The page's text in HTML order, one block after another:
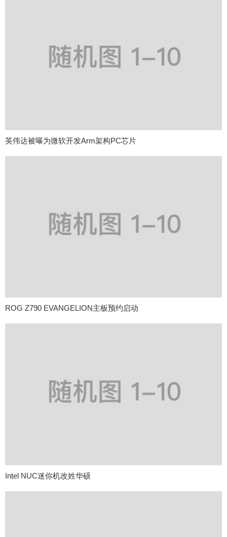
英伟达被曝为微软开发Arm架构PC芯片
ROG Z790 EVANGELION主板预约启动
Intel NUC迷你机改姓华硕